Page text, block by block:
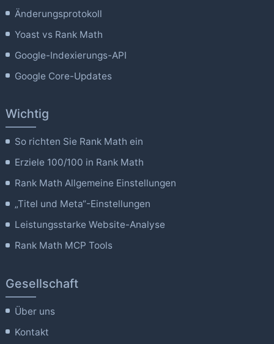
Änderungsprotokoll
Yoast vs Rank Math
Google-Indexierungs-API
Google Core-Updates
Wichtig
So richten Sie Rank Math ein
Erziele 100/100 in Rank Math
Rank Math Allgemeine Einstellungen
„Titel und Meta“-Einstellungen
Leistungsstarke Website-Analyse
Rank Math MCP Tools
Gesellschaft
Über uns
Kontakt